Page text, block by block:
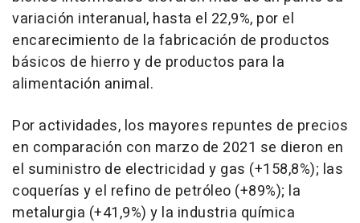
variación interanual, hasta el 22,9%, por el
encarecimiento de la fabricación de productos
básicos de hierro y de productos para la
alimentación animal.
Por actividades, los mayores repuntes de precios
en comparación con marzo de 2021 se dieron en
el suministro de electricidad y gas (+158,8%); las
coquerías y el refino de petróleo (+89%); la
metalurgia (+41,9%) y la industria química